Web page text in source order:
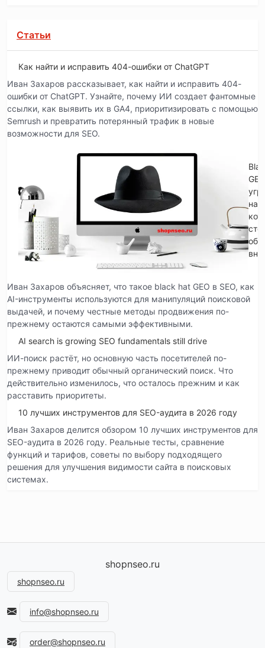
Статьи
Как найти и исправить 404-ошибки от ChatGPT
Иван Захаров рассказывает, как найти и исправить 404-
ошибки от ChatGPT. Узнайте, почему ИИ создает фантомные
ссылки, как выявить их в GA4, приоритизировать с помощью
Semrush и превратить потерянный трафик в новые
возможности для SEO.
на
Иван Захаров объясняет, что такое black hat GEO в SEO, как
AI-инструменты используются для манипуляций поисковой
выдачей, и почему честные методы продвижения по-
прежнему остаются самыми эффективными.
AI search is growing SEO fundamentals still drive
ИИ-поиск растёт, но основную часть посетителей по-
прежнему приводит обычный органический поиск. Что
действительно изменилось, что осталось прежним и как
расставить приоритеты.
10 лучших инструментов для SEO-аудита в 2026 году
Иван Захаров делится обзором 10 лучших инструментов для
SEO-аудита в 2026 году. Реальные тесты, сравнение
функций и тарифов, советы по выбору подходящего
решения для улучшения видимости сайта в поисковых
системах.
shopnseo.ru
shopnseo.ru
info@shopnseo.ru
order@shopnseo.ru